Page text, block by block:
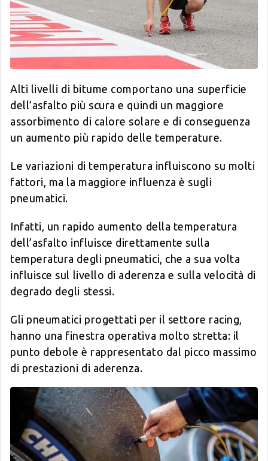
Alti livelli di bitume comportano una superficie
dell’asfalto più scura e quindi un maggiore
assorbimento di calore solare e di conseguenza
un aumento più rapido delle temperature.
Le variazioni di temperatura influiscono su molti
fattori, ma la maggiore influenza è sugli
pneumatici.
Infatti, un rapido aumento della temperatura
dell’asfalto influisce direttamente sulla
temperatura degli pneumatici, che a sua volta
influisce sul livello di aderenza e sulla velocità di
degrado degli stessi.
Gli pneumatici progettati per il settore racing,
hanno una finestra operativa molto stretta: il
punto debole è rappresentato dal picco massimo
di prestazioni di aderenza.